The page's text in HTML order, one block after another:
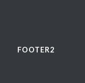
FOOTER2